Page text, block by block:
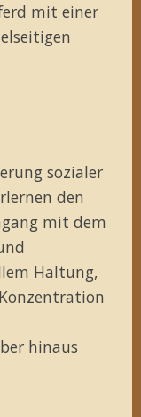
mit einer
sozialer
den
mit dem
Haltung,
hinaus